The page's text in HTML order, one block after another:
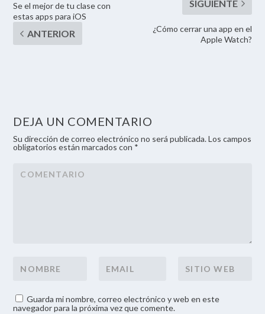
Se el mejor de tu clase con
estas apps para iOS
¿Cómo cerrar una app en el
Apple Watch?
DEJA UN COMENTARIO
Su dirección de correo electrónico no será publicada. Los campos
obligatorios están marcados con *
Guarda mi nombre, correo electrónico y web en este
navegador para la próxima vez que comente.